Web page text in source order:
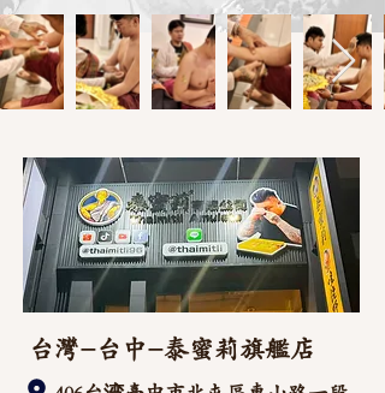
台灣-台中-泰蜜莉旗艦店